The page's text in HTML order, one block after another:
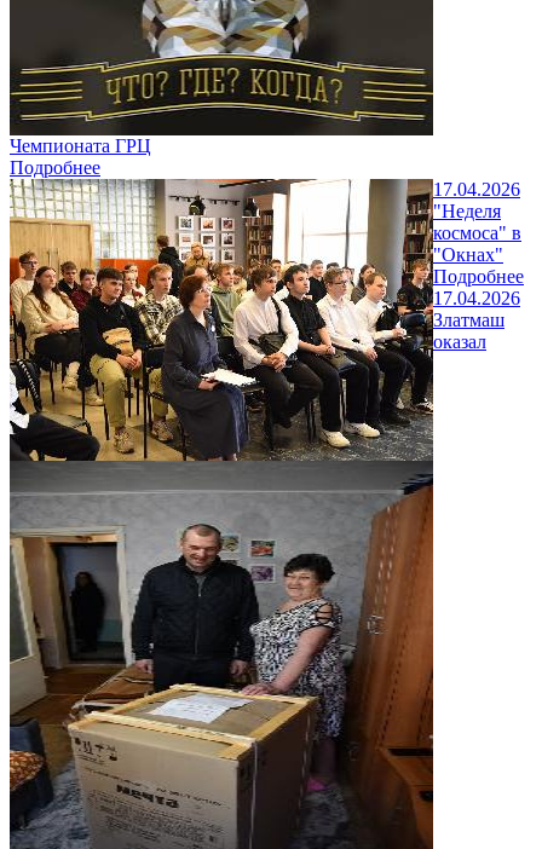
Чемпионата ГРЦ
Подробнее
17.04.2026
"Неделя
космоса" в
"Окнах"
Подробнее
17.04.2026
Златмаш
оказал